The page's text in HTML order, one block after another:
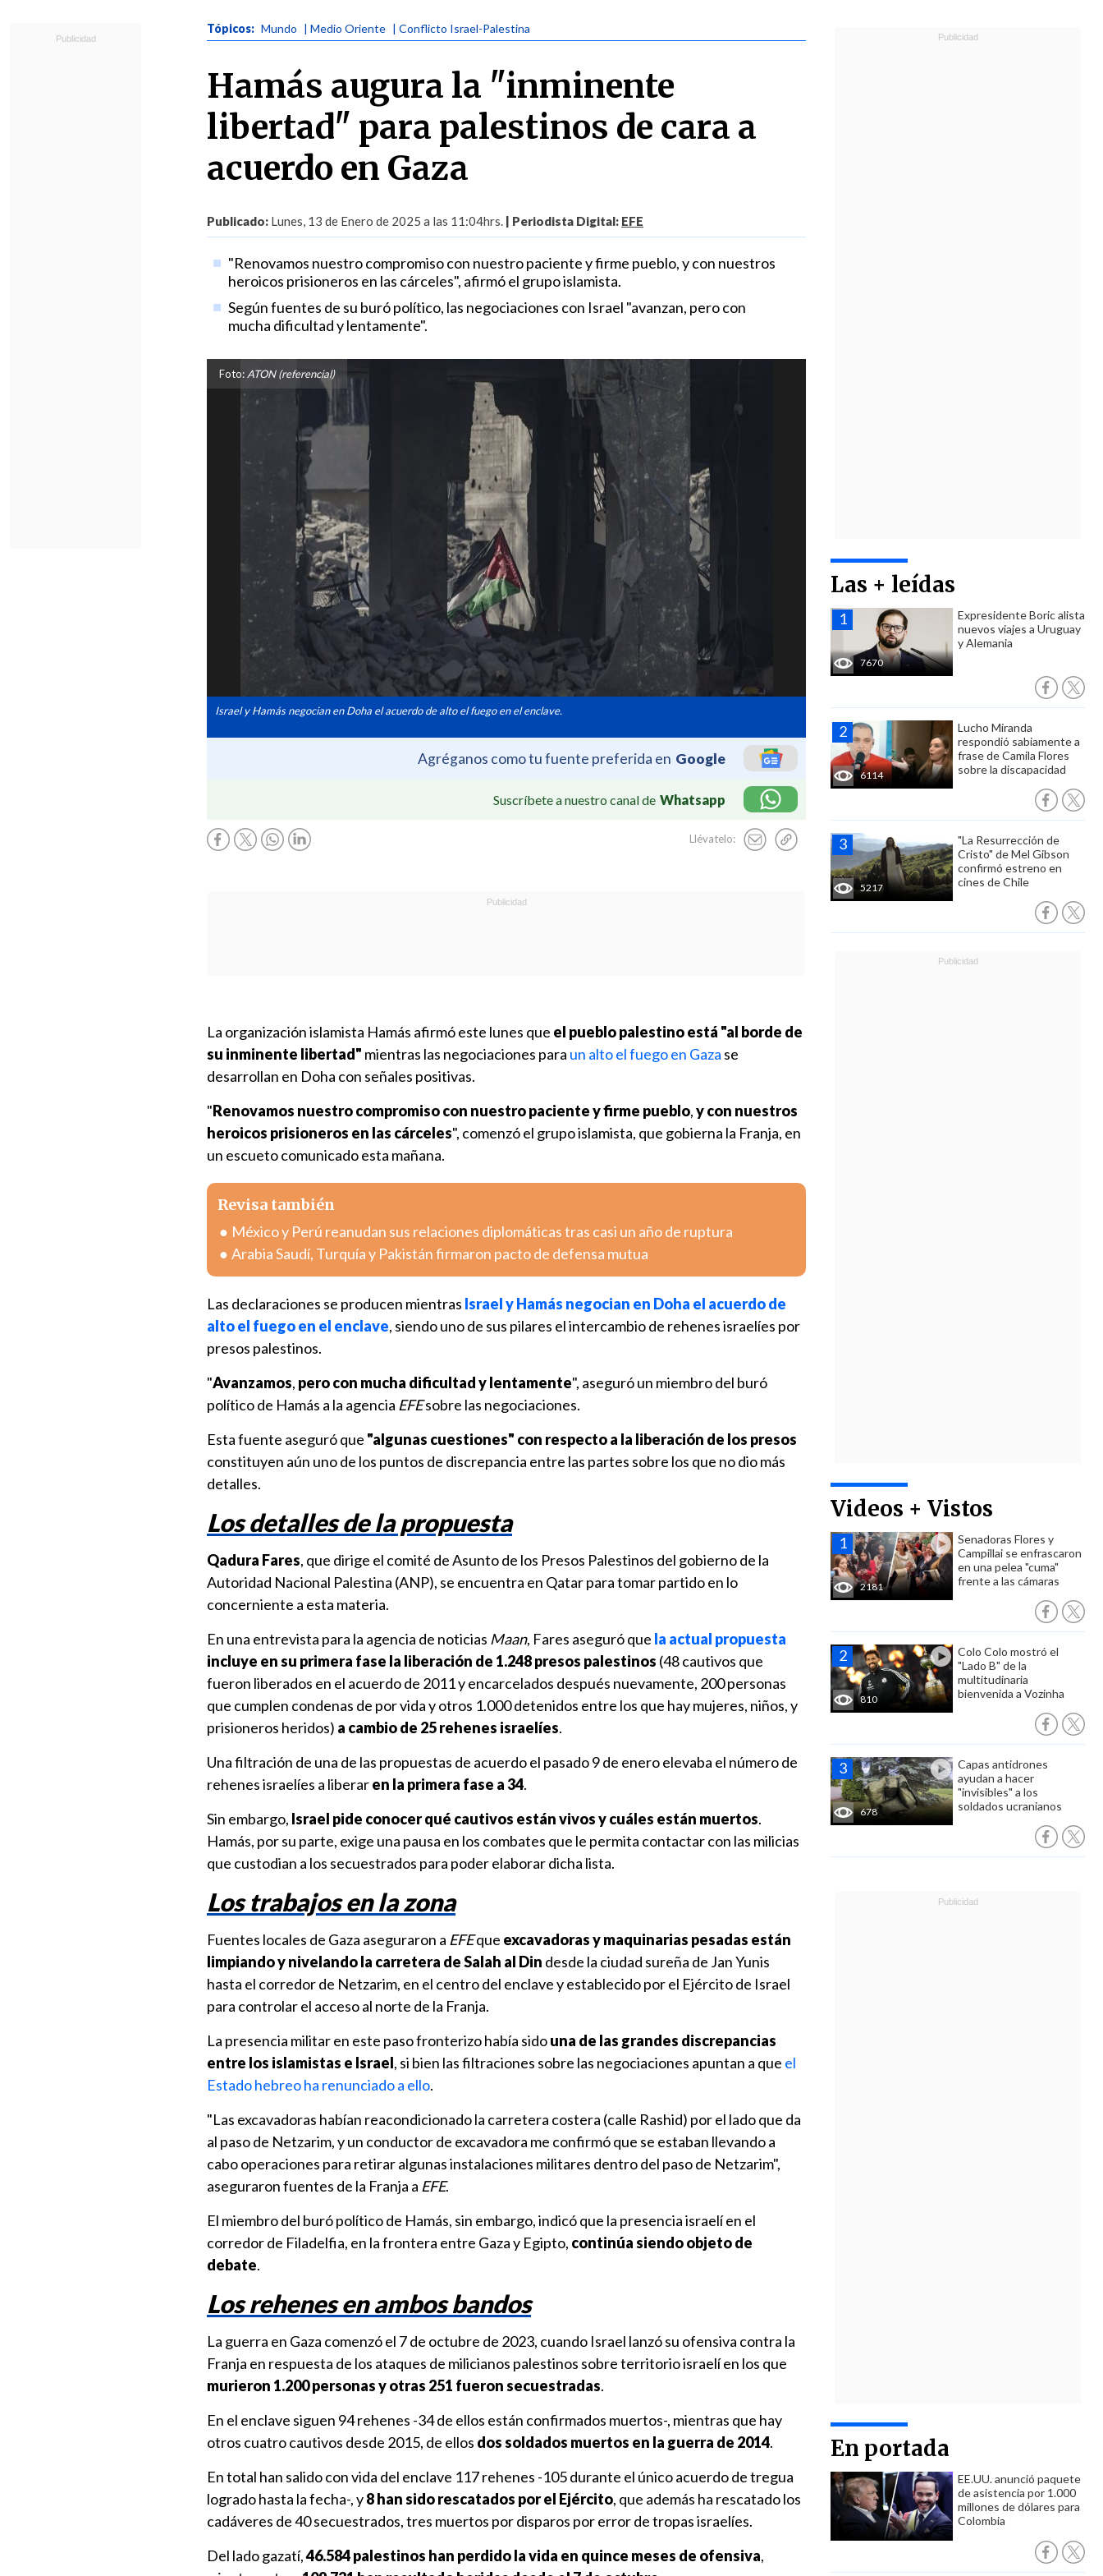
Tópicos: Mundo | Medio Oriente | Conflicto Israel-Palestina
Hamás augura la "inminente
libertad" para palestinos de cara a
acuerdo en Gaza
Publicado: Lunes, 13 de Enero de 2025 a las 11:04hrs. | Periodista Digital: EFE
"Renovamos nuestro compromiso con nuestro paciente y firme pueblo, y con nuestros
heroicos prisioneros en las cárceles", afirmó el grupo islamista.
Según fuentes de su buró político, las negociaciones con Israel "avanzan, pero con
mucha dificultad y lentamente".
Foto: ATON (referencial)
Israel y Hamás negocian en Doha el acuerdo de alto el fuego en el enclave.
Agréganos como tu fuente preferida en Google
Suscríbete a nuestro canal de Whatsapp
Llévatelo:
Las + leídas
7670
Expresidente Boric alista
nuevos viajes a Uruguay
y Alemania
6114
Lucho Miranda
respondió sabiamente a
frase de Camila Flores
sobre la discapacidad
5217
"La Resurrección de
Cristo" de Mel Gibson
confirmó estreno en
cines de Chile
Videos + Vistos
2181
Senadoras Flores y
Campillai se enfrascaron
en una pelea "cuma"
frente a las cámaras
810
Colo Colo mostró el
"Lado B" de la
multitudinaria
bienvenida a Vozinha
678
Capas antidrones
ayudan a hacer
"invisibles" a los
soldados ucranianos
En portada
EE.UU. anunció paquete
de asistencia por 1.000
millones de dólares para
Colombia
La organización islamista Hamás afirmó este lunes que el pueblo palestino está "al borde de
su inminente libertad" mientras las negociaciones para un alto el fuego en Gaza se
desarrollan en Doha con señales positivas.
"Renovamos nuestro compromiso con nuestro paciente y firme pueblo,y con nuestros
heroicos prisioneros en las cárceles", comenzó el grupo islamista, que gobierna la Franja, en
un escueto comunicado esta mañana.
Revisa también
México y Perú reanudan sus relaciones diplomáticas tras casi un año de ruptura
Arabia Saudí, Turquía y Pakistán firmaron pacto de defensa mutua
Las declaraciones se producen mientras Israel y Hamás negocian en Doha el acuerdo de
alto el fuego en el enclave, siendo uno de sus pilares el intercambio de rehenes israelíes por
presos palestinos.
"Avanzamos, pero con mucha dificultad y lentamente", aseguró un miembro del buró
político de Hamás a la agencia EFEsobre las negociaciones.
Esta fuente aseguró que "algunas cuestiones" con respecto a la liberación de los presos
constituyen aún uno de los puntos de discrepancia entre las partes sobre los que no dio más
detalles.
Los detalles de la propuesta
Qadura Fares, que dirige el comité de Asunto de los Presos Palestinos del gobierno de la
Autoridad Nacional Palestina (ANP), se encuentra en Qatar para tomar partido en lo
concerniente a esta materia.
En una entrevista para la agencia de noticias Maan, Fares aseguró que la actual propuesta
incluye en su primera fase la liberación de 1.248 presos palestinos (48 cautivos que
fueron liberados en el acuerdo de 2011 y encarcelados después nuevamente, 200 personas
que cumplen condenas de por vida y otros 1.000 detenidos entre los que hay mujeres, niños, y
prisioneros heridos) a cambio de 25 rehenes israelíes.
Una filtración de una de las propuestas de acuerdo el pasado 9 de enero elevaba el número de
rehenes israelíes a liberaren la primera fase a 34.
Sin embargo, Israel pide conocer qué cautivos están vivos y cuáles están muertos.
Hamás, por su parte, exige una pausa en los combates que le permita contactar con las milicias
que custodian a los secuestrados para poder elaborar dicha lista.
Los trabajos en la zona
Fuentes locales de Gaza aseguraron a EFEque excavadoras y maquinarias pesadas están
limpiando y nivelando la carretera de Salah al Din desde la ciudad sureña de Jan Yunis
hasta el corredor de Netzarim, en el centro del enclave y establecido por el Ejército de Israel
para controlar el acceso al norte de la Franja.
La presencia militar en este paso fronterizo había sidouna de las grandes discrepancias
entre los islamistas e Israel, si bien las filtraciones sobre las negociaciones apuntan a que el
Estado hebreo ha renunciado a ello.
"Las excavadoras habían reacondicionado la carretera costera (calle Rashid) por el lado que da
al paso de Netzarim, y un conductor de excavadora me confirmó que se estaban llevando a
cabo operaciones para retirar algunas instalaciones militares dentro del paso de Netzarim",
aseguraron fuentes de la Franja a EFE.
El miembro del buró político de Hamás, sin embargo, indicó que la presencia israelí en el
corredor de Filadelfia, en la frontera entre Gaza y Egipto, continúa siendo objeto de
debate.
Los rehenes en ambos bandos
La guerra en Gaza comenzó el 7 de octubre de 2023, cuando Israel lanzó su ofensiva contra la
Franja en respuesta de los ataques de milicianos palestinos sobre territorio israelí en los que
murieron 1.200 personas y otras 251 fueron secuestradas.
En el enclave siguen 94 rehenes -34 de ellos están confirmados muertos-, mientras que hay
otros cuatro cautivos desde 2015, de ellos dos soldados muertos en la guerra de 2014.
En total han salido con vida del enclave 117 rehenes -105 durante el único acuerdo de tregua
logrado hasta la fecha-, y8 han sido rescatados por el Ejército, que además ha rescatado los
cadáveres de 40 secuestrados, tres muertos por disparos por error de tropas israelíes.
Del lado gazatí,46.584 palestinos han perdido la vida en quince meses de ofensiva,